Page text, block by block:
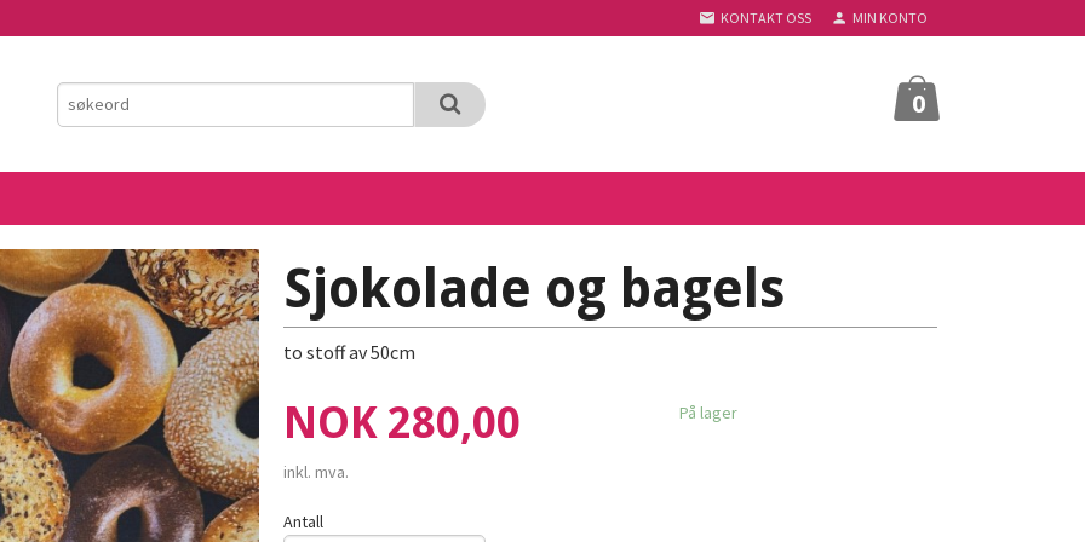
KONTAKT OSS MIN KONTO
0
Sjokolade og bagels
to stoff av 50cm
Pris
NOK 280,00
inkl. mva.
På lager
Antall